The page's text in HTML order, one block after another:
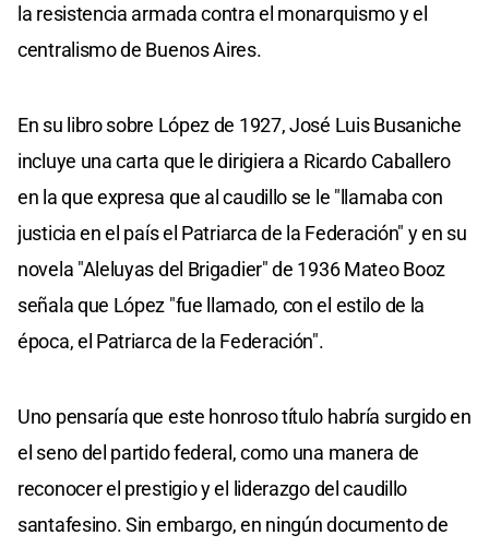
la resistencia armada contra el monarquismo y el
centralismo de Buenos Aires.
En su libro sobre López de 1927, José Luis Busaniche
incluye una carta que le dirigiera a Ricardo Caballero
en la que expresa que al caudillo se le "llamaba con
justicia en el país el Patriarca de la Federación" y en su
novela "Aleluyas del Brigadier" de 1936 Mateo Booz
señala que López "fue llamado, con el estilo de la
época, el Patriarca de la Federación".
Uno pensaría que este honroso título habría surgido en
el seno del partido federal, como una manera de
reconocer el prestigio y el liderazgo del caudillo
santafesino. Sin embargo, en ningún documento de